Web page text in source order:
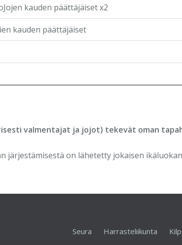
kauden päättäjäiset x2
kauden päättäjäiset
valmentajat ja jojot) tekevät oman
järjestämisestä on lähetetty jokaisen
Seura Harrasteliikunta